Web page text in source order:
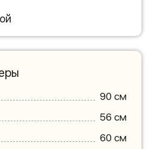
90 см
56 см
60 см